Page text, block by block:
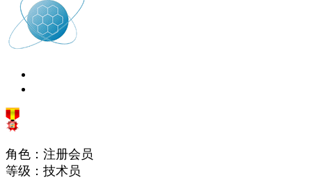
角色：注册会员
等级：技术员